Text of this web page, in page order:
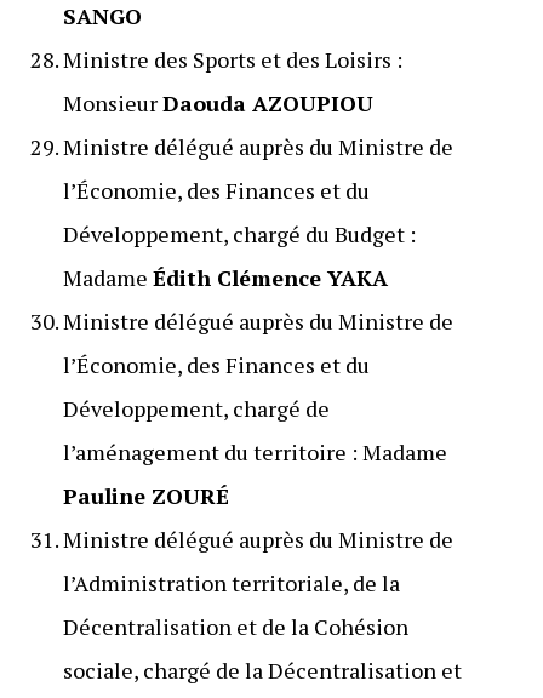
SANGO
Ministre des Sports et des Loisirs :
MonsieurDaouda AZOUPIOU
Ministre délégué auprès du Ministre de
l’Économie, des Finances et du
Développement, chargé du Budget :
Madame Édith Clémence YAKA
Ministre délégué auprès du Ministre de
l’Économie, des Finances et du
Développement, chargé de
l’aménagement du territoire : Madame
Pauline ZOURÉ
Ministre délégué auprès du Ministre de
l’Administration territoriale, de la
Décentralisation et de la Cohésion
sociale, chargé de la Décentralisation et